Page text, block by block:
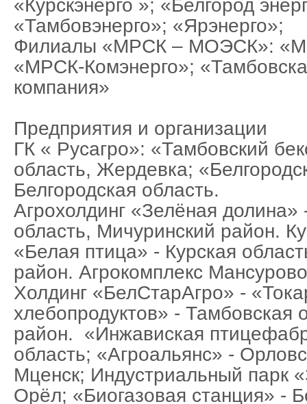
«Курскэнерго »; «Белгород
«Тамбовэнерго»; «Ярэнерго»;
Филиалы «МРСК – МОЭСК»:
«МРСК-Комэнерго»;
компания»
Предприятия и организации
ГК « Русагро»: «Тамбовский
область, Жердевка;
Белгородская область.
Агрохолдинг «Зелёная долина»
область, Мичуринский район.
«Белая птица» - Курская
район. Агрокомплекс
Холдинг «БелСтарАгро» -
хлебопродуктов» - Тамбовская
район. «Инжавиская
область; «Агроальянс» -
Мценск; Индустриальный парк
Орёл; «Биогазовая станция» -